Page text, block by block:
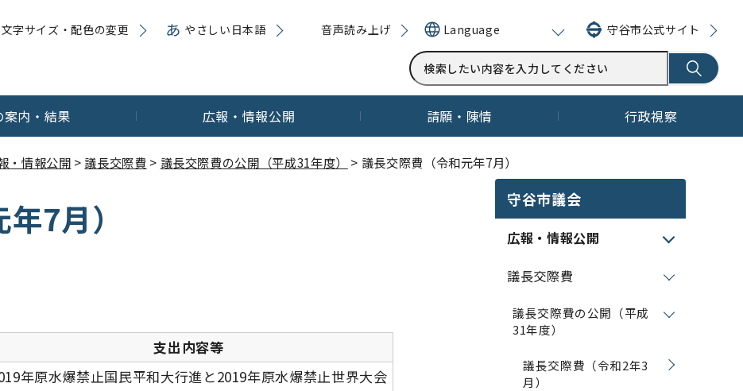
文字サイズ・配色の変更 やさしい日本語 音声読み上げ Language 守谷市公式サイト
案内・結果 広報・情報公開 請願・陳情 行政視察
・情報公開 > 議長交際費 > 議長交際費の公開（平成31年度） > 議長交際費（令和元年7月）
7月）
支出内容等
年原水爆禁止国民平和大行進と2019年原水爆禁止世界大会
守谷市議会
広報・情報公開
議長交際費
議長交際費の公開（平成
31年度）
議長交際費（令和2年3
月）